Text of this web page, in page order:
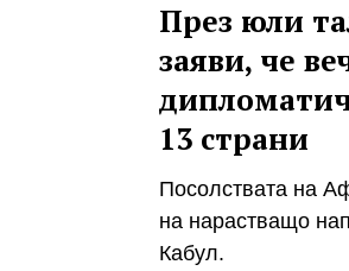
През юли
заяви, че
13 страни
Посолствата на
на нарастващо
Кабул.